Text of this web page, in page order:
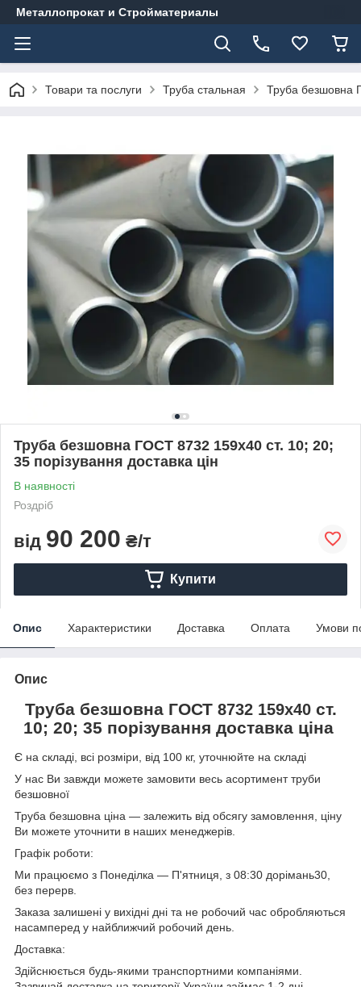
Металлопрокат и Стройматериалы
Товари та послуги Труба стальная Труба безшовна
Труба безшовна ГОСТ 8732 159х40 ст. 10; 20;
35 порізування доставка цін
В наявності
Роздріб
від 90 200 ₴/т
Купити
Опис Характеристики Доставка Оплата Умови
Опис
Труба безшовна ГОСТ 8732 159х40ст.
10; 20; 35 порізування доставка ціна
Є на складі, всі розміри, від 100 кг, уточнюйте на складі
У нас Ви завжди можете замовити весь асортимент труби
безшовної
Труба безшовна ціна — залежить від обсягу замовлення, ціну
Ви можете уточнити в наших менеджерів.
Графік роботи:
Ми працюємо з Понеділка — П'ятниця, з 08:30 дорімань30,
без перерв.
Заказа залишені у вихідні дні та не робочий час обробляються
насамперед у найближчий робочий день.
Доставка:
Здійснюється будь-якими транспортними компаніями.